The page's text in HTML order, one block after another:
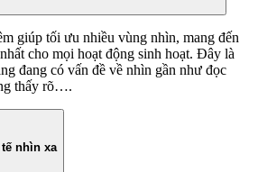
giúp tối ưu nhiều vùng nhìn, mang đến
cho mọi hoạt động sinh hoạt. Đây là
đang có vấn đề về nhìn gần như đọc
thấy rõ….
nhìn xa